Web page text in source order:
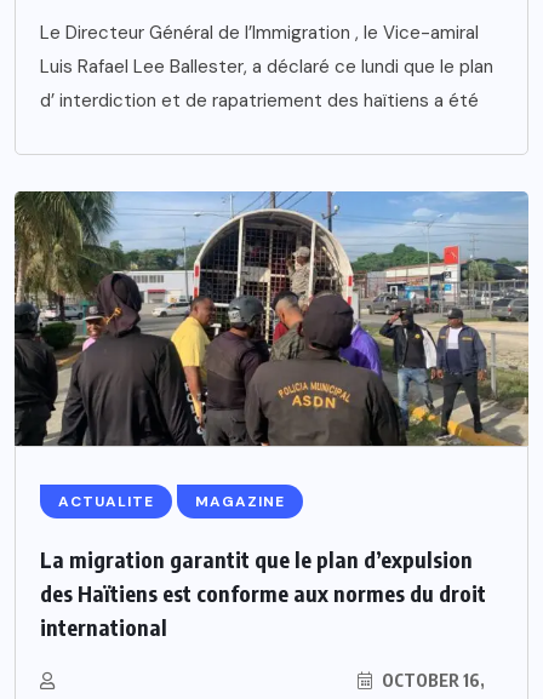
Le Directeur Général de l’Immigration , le Vice-amiral
Luis Rafael Lee Ballester, a déclaré ce lundi que le plan
d’ interdiction et de rapatriement des haïtiens a été
ACTUALITE MAGAZINE
La migration garantit que le plan d’expulsion
des Haïtiens est conforme aux normes du droit
international
OCTOBER 16,